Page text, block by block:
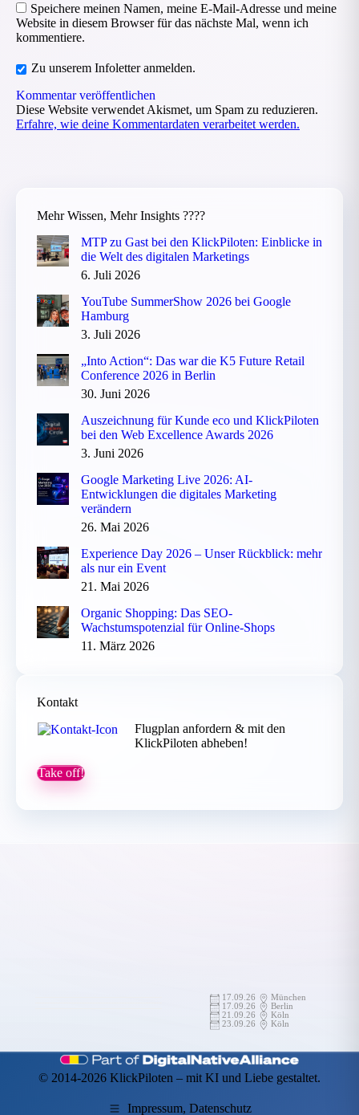
Speichere meinen Namen, meine E-Mail-Adresse und meine
Website in diesem Browser für das nächste Mal, wenn ich
kommentiere.
Zu unserem Infoletter anmelden.
Kommentar veröffentlichen
Diese Website verwendet Akismet, um Spam zu reduzieren.
Erfahre, wie deine Kommentardaten verarbeitet werden.
Mehr Wissen, Mehr Insights ????
MTP zu Gast bei den KlickPiloten: Einblicke in
die Welt des digitalen Marketings
6. Juli 2026
YouTube SummerShow 2026 bei Google
Hamburg
3. Juli 2026
„Into Action“: Das war die K5 Future Retail
Conference 2026 in Berlin
30. Juni 2026
Auszeichnung für Kunde eco und KlickPiloten
bei den Web Excellence Awards 2026
3. Juni 2026
Google Marketing Live 2026: AI-
Entwicklungen die digitales Marketing
verändern
26. Mai 2026
Experience Day 2026 – Unser Rückblick: mehr
als nur ein Event
21. Mai 2026
Organic Shopping: Das SEO-
Wachstumspotenzial für Online-Shops
11. März 2026
Kontakt
Flugplan anfordern & mit den
KlickPiloten abheben!
Take off!
17.09.26
München
17.09.26
Berlin
21.09.26
Köln
23.09.26
Köln
© 2014-2026 KlickPiloten – mit KI und Liebe gestaltet.
Impressum, Datenschutz